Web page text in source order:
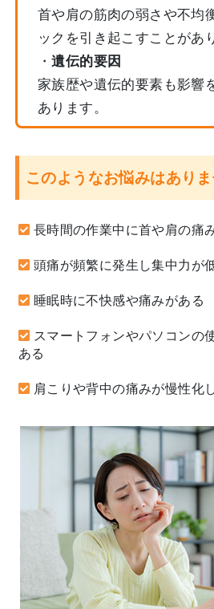
首や肩の筋肉の弱さや不均
ックを引き起こすことがあ
・遺伝的要因
家族歴や遺伝的要素も影響
あります。
このようなお悩みはあり
長時間の作業中に首や肩の痛
頭痛が頻繁に発生し集中力が
睡眠時に不快感や痛みがある
スマートフォンやパソコンの
ある
肩こりや背中の痛みが慢性化